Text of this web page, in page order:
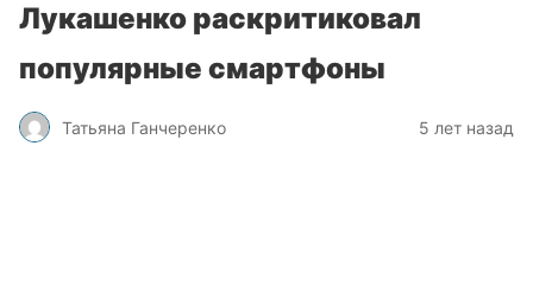
Лукашенко раскритиковал
популярные смартфоны
Татьяна Ганчеренко 5 лет назад